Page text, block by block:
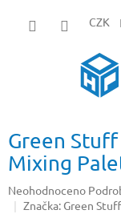
CZK
Green
Mixing
Průměrné
hodnocení
Neohodnoceno
Značka: Green